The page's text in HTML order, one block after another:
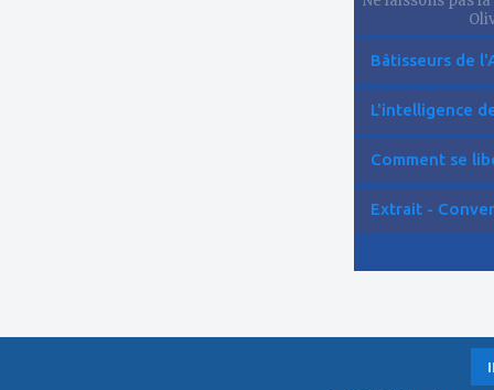
Bâtisseurs de
L'intelligence
Comment se
Extrait -